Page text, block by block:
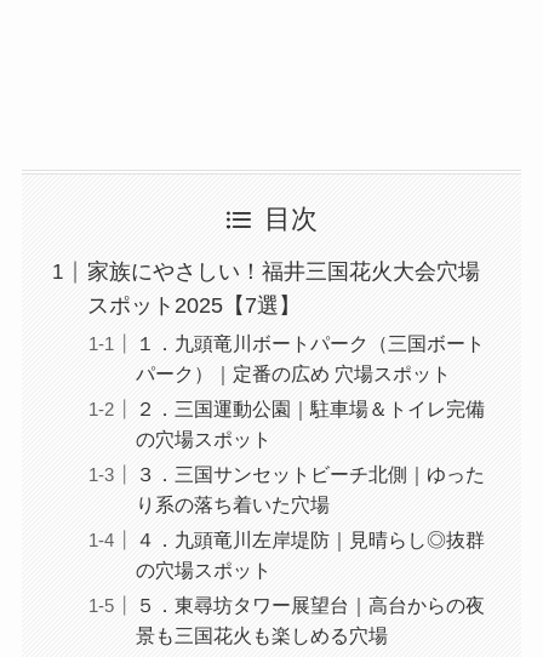
目次
家族にやさしい！福井三国花火大会穴場
スポット2025【7選】
１．九頭竜川ボートパーク（三国ボート
パーク）｜定番の広め 穴場スポット
２．三国運動公園｜駐車場＆トイレ完備
の穴場スポット
３．三国サンセットビーチ北側｜ゆった
り系の落ち着いた穴場
４．九頭竜川左岸堤防｜見晴らし◎抜群
の穴場スポット
５．東尋坊タワー展望台｜高台からの夜
景も三国花火も楽しめる穴場